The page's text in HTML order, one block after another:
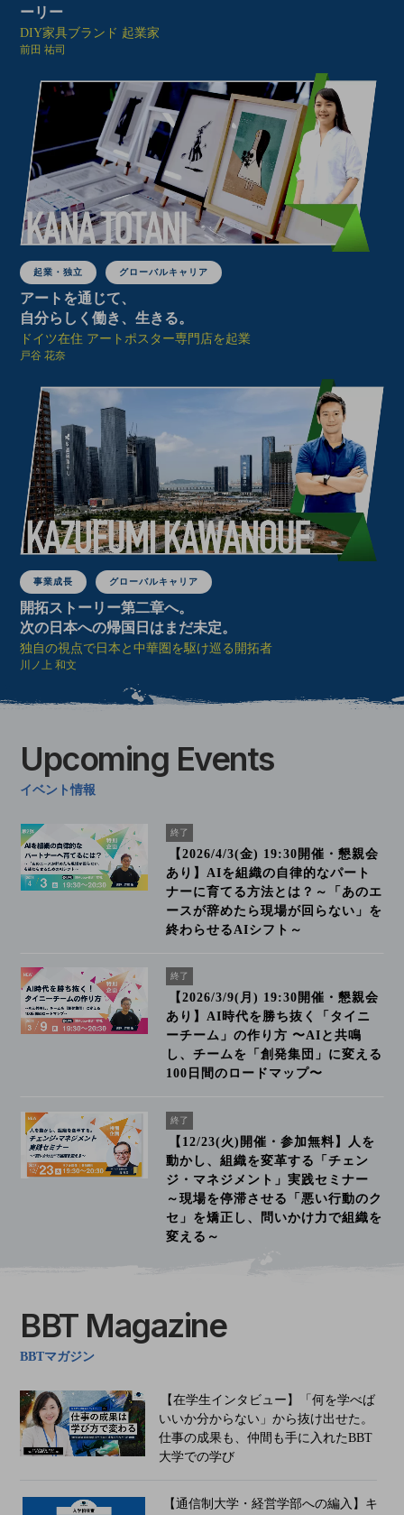
ーリー
DIY家具ブランド 起業家
前田 祐司
起業・独立 グローバルキャリア
アートを通じて、
自分らしく働き、生きる。
ドイツ在住 アートポスター専門店を起業
戸谷 花奈
事業成長 グローバルキャリア
開拓ストーリー第二章へ。
次の日本への帰国日はまだ未定。
独自の視点で日本と中華圏を駆け巡る開拓者
川ノ上 和文
Upcoming Events
イベント情報
終了
【2026/4/3(金) 19:30開催・懇親会
あり】AIを組織の自律的なパート
ナーに育てる方法とは？～「あのエ
ースが辞めたら現場が回らない」を
終わらせるAIシフト～
終了
【2026/3/9(月) 19:30開催・懇親会
あり】AI時代を勝ち抜く「タイニ
ーチーム」の作り方 〜AIと共鳴
し、チームを「創発集団」に変える
100日間のロードマップ〜
終了
【12/23(火)開催・参加無料】人を
動かし、組織を変革する「チェン
ジ・マネジメント」実践セミナー
～現場を停滞させる「悪い行動のク
セ」を矯正し、問いかけ力で組織を
変える～
BBT Magazine
BBTマガジン
【在学生インタビュー】「何を学べば
いいか分からない」から抜け出せた。
仕事の成果も、仲間も手に入れたBBT
大学での学び
【通信制大学・経営学部への編入】キ